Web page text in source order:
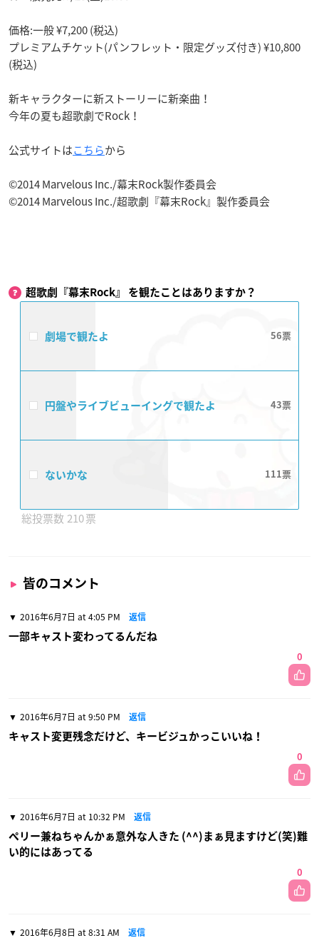
価格:一般 ¥7,200 (税込)
プレミアムチケット(パンフレット・限定グッズ付き) ¥10,800
(税込)
新キャラクターに新ストーリーに新楽曲！
今年の夏も超歌劇でRock！
公式サイトはこちらから
©2014 Marvelous Inc./幕末Rock製作委員会
©2014 Marvelous Inc./超歌劇『幕末Rock』製作委員会
超歌劇『幕末Rock』 を観たことはありますか？
劇場で観たよ 56
円盤やライブビューイングで観たよ 43
ないかな 111
210
皆のコメント
2016年6月7日 at 4:05 PM 返信
一部キャスト変わってるんだね
0
2016年6月7日 at 9:50 PM 返信
キャスト変更残念だけど、キービジュかっこいいね！
0
2016年6月7日 at 10:32 PM 返信
ペリー兼ねちゃんかぁ意外な人きた (^^)まぁ見ますけど(笑)難
い的にはあってる
0
2016年6月8日 at 8:31 AM 返信